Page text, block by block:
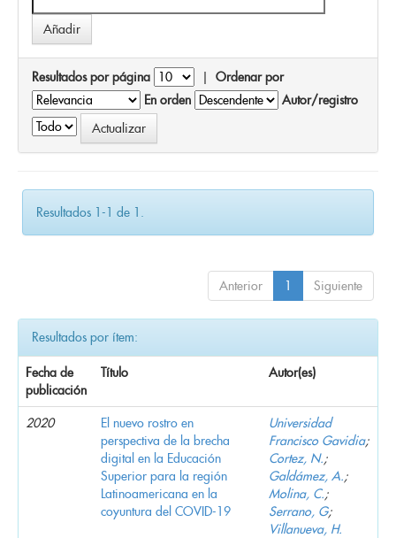
Resultados por página | Ordenar por
En orden
Autor/registro
Resultados 1-1 de 1.
Anterior 1 Siguiente
Resultados por ítem:
Fecha de
publicación
Título Autor(es)
2020
El nuevo rostro en
perspectiva de la brecha
digital en la Educación
Superior para la región
Latinoamericana en la
coyuntura del COVID-19
Universidad
Francisco Gavidia;
Cortez, N.;
Galdámez, A.;
Molina, C.;
Serrano, G;
Villanueva, H.